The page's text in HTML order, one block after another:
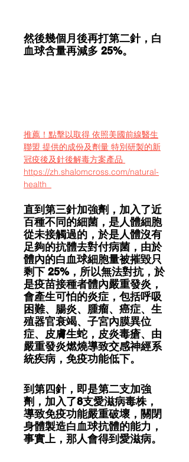
然後幾個月後再打第二針，白
血球含量再減多 25%。
推薦！點擊以取得 依照美國前線醫生
聯盟 提供的成份及劑量 特別研製的新
冠疫後及針後解毒方案產品
https://zh.shalomcross.com/natural-
health
直到第三針加強劑，加入了近
百種不同的細菌，是人體細胞
從未接觸過的，於是人體沒有
足夠的抗體去對付病菌，由於
體內的白血球細胞量被摧毀只
剩下 25%，所以無法對抗，於
是疫苗接種者體內嚴重發炎，
會產生可怕的炎症，包括呼吸
困難、腸炎、腫瘤、癌症、生
殖器官衰竭、子宮內膜異位
症、皮膚生蛇，皮炎毒瘡、由
嚴重發炎燃燒導致交感神經系
統疾病，免疫功能低下。
到第四針，即是第二支加強
劑，加入了8支愛滋病毒株，
導致免疫功能嚴重破壞，關閉
身體製造白血球抗體的能力，
事實上，那人會得到愛滋病。